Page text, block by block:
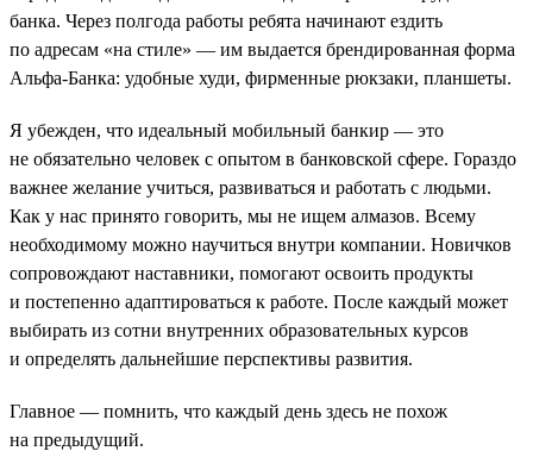
банка. Через полгода работы ребята начинают ездить
по адресам «на стиле» — им выдается брендированная форма
Альфа-Банка: удобные худи, фирменные рюкзаки, планшеты.
Я убежден, что идеальный мобильный банкир — это
не обязательно человек с опытом в банковской сфере. Гораздо
важнее желание учиться, развиваться и работать с людьми.
Как у нас принято говорить, мы не ищем алмазов. Всему
необходимому можно научиться внутри компании. Новичков
сопровождают наставники, помогают освоить продукты
и постепенно адаптироваться к работе. После каждый может
выбирать из сотни внутренних образовательных курсов
и определять дальнейшие перспективы развития.
Главное — помнить, что каждый день здесь не похож
на предыдущий.